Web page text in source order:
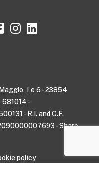
1 e 6 - 23854
-
- R.I. and C.F.
- Share
policy